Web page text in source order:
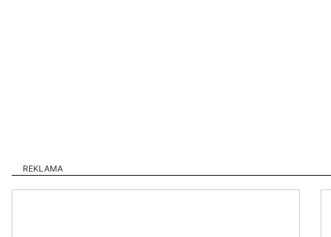
REKLAMA